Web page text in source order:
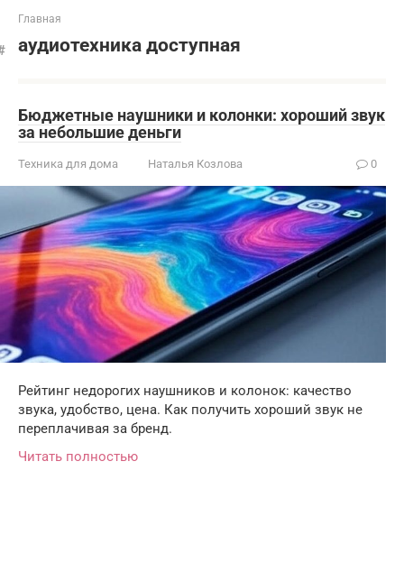
Главная
аудиотехника доступная
Бюджетные наушники и колонки: хороший звук
за небольшие деньги
Техника для дома Наталья Козлова 0
Рейтинг недорогих наушников и колонок: качество
звука, удобство, цена. Как получить хороший звук не
переплачивая за бренд.
Читать полностью